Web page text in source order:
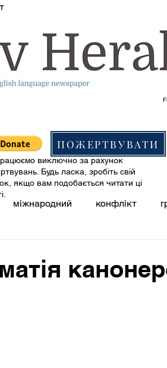
ПОЖЕРТВУВАТИ
виключно за рахунок
Будь ласка, зробіть свій
якщо вам подобається читати ці
міжнародний конфлікт